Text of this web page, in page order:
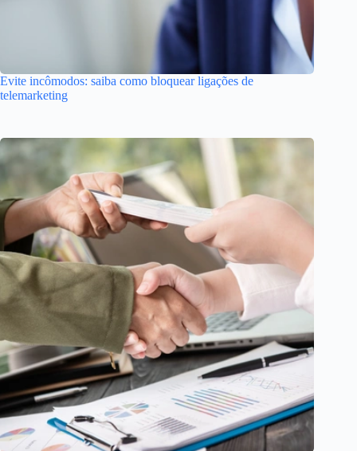
Evite incômodos: saiba como bloquear ligações de
telemarketing